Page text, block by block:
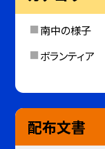
南中の様子
ボランティア
配布文書